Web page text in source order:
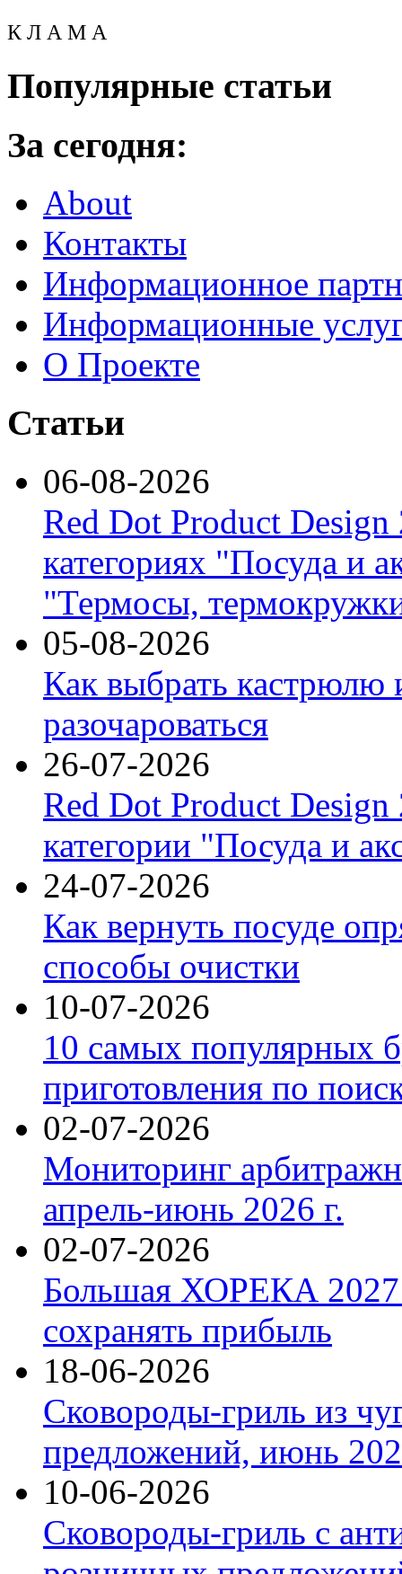
К Л А М А
Популярные статьи
За сегодня:
About
Контакты
Информационное
Информационные
О Проекте
Статьи
06-08-2026
Red Dot Product Design
категориях "Посуда и
"Термосы,
05-08-2026
Как выбрать кастрюлю
разочароваться
26-07-2026
Red Dot Product Design
категории "Посуда и
24-07-2026
Как вернуть посуде
способы очистки
10-07-2026
10 самых популярных
приготовления по
02-07-2026
Мониторинг
апрель-июнь 2026 г.
02-07-2026
Большая ХОРЕКА 2027:
сохранять прибыль
18-06-2026
Сковороды-гриль из
предложений, июнь
10-06-2026
Сковороды-гриль с